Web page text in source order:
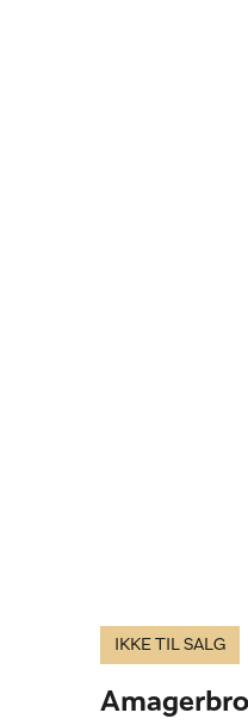
IKKE TIL SALG